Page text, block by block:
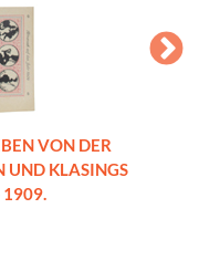
VON DER
UND KLASINGS
1909.